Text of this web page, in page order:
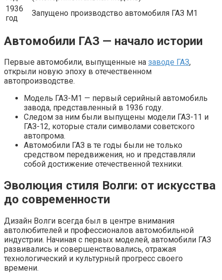
1936
год
Запущено производство автомобиля ГАЗ М1
Автомобили ГАЗ — начало истории
Первые автомобили, выпущенные на заводе ГАЗ,
открыли новую эпоху в отечественном
автопроизводстве.
Модель ГАЗ-М1 — первый серийный автомобиль
завода, представленный в 1936 году.
Следом за ним были выпущены модели ГАЗ-11 и
ГАЗ-12, которые стали символами советского
автопрома.
Автомобили ГАЗ в те годы были не только
средством передвижения, но и представляли
собой достижение отечественной техники.
Эволюция стиля Волги: от искусства
до современности
Дизайн Волги всегда был в центре внимания
автолюбителей и профессионалов автомобильной
индустрии. Начиная с первых моделей, автомобили ГАЗ
развивались и совершенствовались, отражая
технологический и культурный прогресс своего
времени.